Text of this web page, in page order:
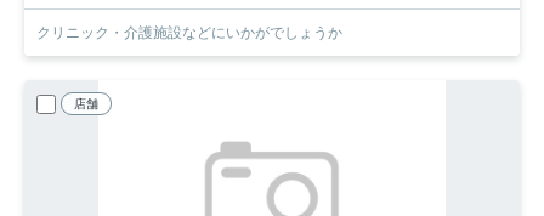
クリニック・介護施設などにいかがでしょうか
店舗